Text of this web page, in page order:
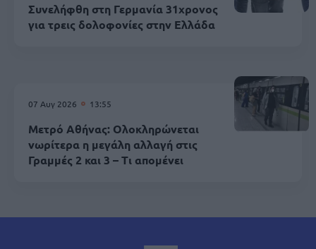
Συνελήφθη στη Γερμανία 31χρονος
για τρεις δολοφονίες στην Ελλάδα
07 Αυγ 2026 13:55
Μετρό Αθήνας: Ολοκληρώνεται
νωρίτερα η μεγάλη αλλαγή στις
Γραμμές 2 και 3 – Τι απομένει